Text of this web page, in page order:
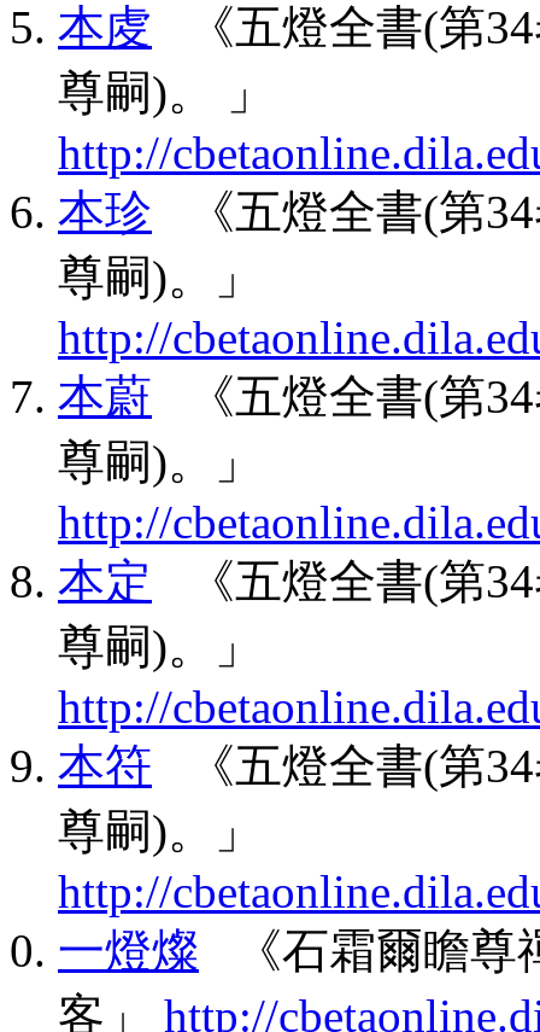
本䖍 《五燈全書(第
尊嗣)。 」
http://
本珍 《五燈全書(第
尊嗣)。」
http://
本蔚 《五燈全書(第
尊嗣)。」
http://
本定 《五燈全書(第
尊嗣)。」
http://
本符 《五燈全書(第
尊嗣)。」
http://
一燈燦 《石霜爾瞻尊
客」 http://